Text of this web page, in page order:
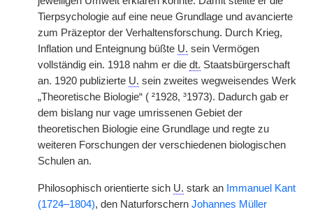
Tierpsychologie auf eine neue Grundlage und avancierte
zum Präzeptor der Verhaltensforschung. Durch Krieg,
Inflation und Enteignung büßte U. sein Vermögen
vollständig ein. 1918 nahm er die dt. Staatsbürgerschaft
an. 1920 publizierte U. sein zweites wegweisendes Werk
„Theoretische Biologie“ ( ²1928, ³1973). Dadurch gab er
dem bislang nur vage umrissenen Gebiet der
theoretischen Biologie eine Grundlage und regte zu
weiteren Forschungen der verschiedenen biologischen
Schulen an.
Philosophisch orientierte sich U. stark an Immanuel Kant
(1724–1804), den Naturforschern Johannes Müller